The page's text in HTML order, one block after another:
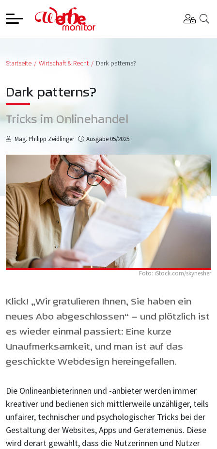
Startseite Wirtschaft & Recht Dark patterns?
Dark patterns?
Tricks im Onlinehandel
Mag. Philipp Zeidlinger Ausgabe 05/2025
Foto: iStock.com/skynesher
Klick! „Wir gratulieren Ihnen, Sie haben ein
neues Abo abgeschlossen“ – und plötzlich ist
es wieder einmal passiert: Eine kurze
Unaufmerksamkeit, und man ist auf das
geschickte Webdesign hereingefallen.
Die Onlineanbieterinnen und -anbieter werden immer
kreativer und bedienen sich mittlerweile unzähliger, teils
unfairer, technischer und psychologischer Tricks bei der
Gestaltung der Websites, Apps und Gerätemenüs. Diese
wird derart gewählt, dass die Nutzerinnen und Nutzer